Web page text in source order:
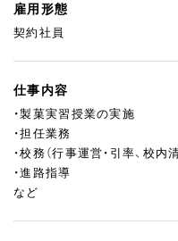
雇用形態
契約社員
仕事内容
・製菓実習授業の実施
・担任業務
・校務（行事運営・引率、校内
・進路指導
など